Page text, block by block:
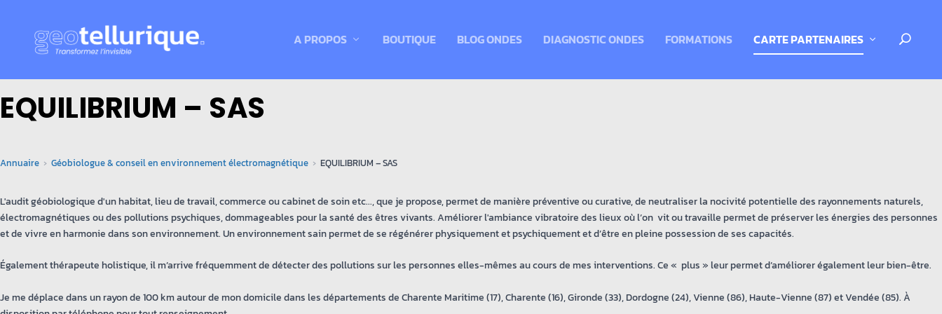
A PROPOS BOUTIQUE BLOG ONDES DIAGNOSTIC ONDES FORMATIONS CARTE PARTENAIRES
EQUILIBRIUM – SAS
Annuaire Géobiologue & conseil en environnement électromagnétique EQUILIBRIUM – SAS
L'audit géobiologique d'un habitat, lieu de travail, commerce ou cabinet de soin etc..., que je propose, permet de manière préventive ou curative, de neutraliser la nocivité potentielle des rayonnements naturels,
électromagnétiques ou des pollutions psychiques, dommageables pour la santé des êtres vivants. Améliorer l'ambiance vibratoire des lieux où l’on vit ou travaille permet de préserver les énergies des personnes
et de vivre en harmonie dans son environnement. Un environnement sain permet de se régénérer physiquement et psychiquement et d’être en pleine possession de ses capacités.
Également thérapeute holistique, il m’arrive fréquemment de détecter des pollutions sur les personnes elles-mêmes au cours de mes interventions. Ce « plus » leur permet d’améliorer également leur bien-être.
Je me déplace dans un rayon de 100 km autour de mon domicile dans les départements de Charente Maritime (17), Charente (16), Gironde (33), Dordogne (24), Vienne (86), Haute-Vienne (87) et Vendée (85). À